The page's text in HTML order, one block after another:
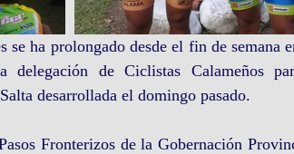
ha prolongado desde el fin de semana
de Ciclistas Calameños
desarrollada el domingo pasado.
Fronterizos de la Gobernación